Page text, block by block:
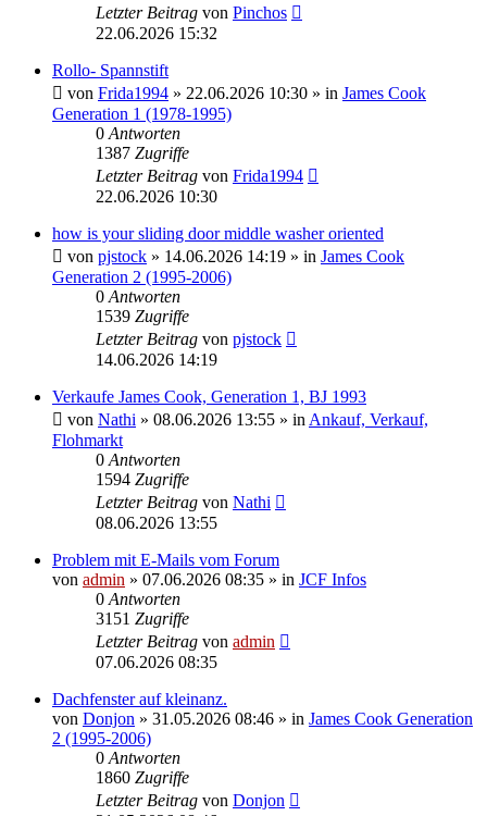
Letzter Beitrag von Pinchos
22.06.2026 15:32
Rollo- Spannstift
von Frida1994 » 22.06.2026 10:30 » in James Cook
Generation 1 (1978-1995)
0 Antworten
1387 Zugriffe
Letzter Beitrag von Frida1994
22.06.2026 10:30
how is your sliding door middle washer oriented
von pjstock » 14.06.2026 14:19 » in James Cook
Generation 2 (1995-2006)
0 Antworten
1539 Zugriffe
Letzter Beitrag von pjstock
14.06.2026 14:19
Verkaufe James Cook, Generation 1, BJ 1993
von Nathi » 08.06.2026 13:55 » in Ankauf, Verkauf,
Flohmarkt
0 Antworten
1594 Zugriffe
Letzter Beitrag von Nathi
08.06.2026 13:55
Problem mit E-Mails vom Forum
von admin » 07.06.2026 08:35 » in JCF Infos
0 Antworten
3151 Zugriffe
Letzter Beitrag von admin
07.06.2026 08:35
Dachfenster auf kleinanz.
von Donjon » 31.05.2026 08:46 » in James Cook Generation
2 (1995-2006)
0 Antworten
1860 Zugriffe
Letzter Beitrag von Donjon